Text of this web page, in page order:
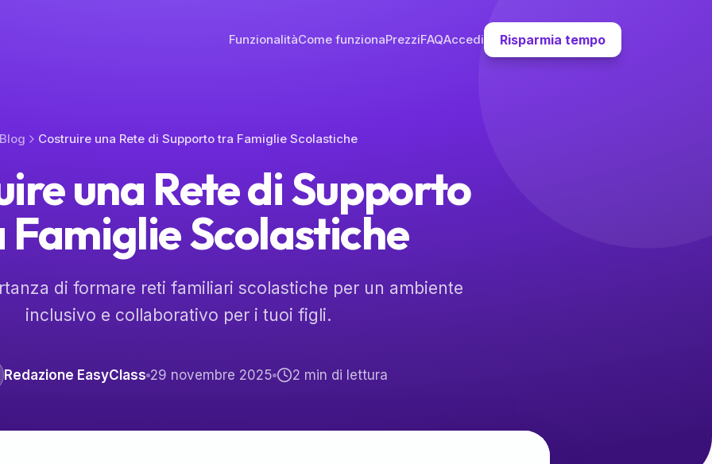
FunzionalitàCome funzionaPrezziFAQAccedi Risparmia tempo
Costruire una Rete di Supporto tra Famiglie Scolastiche
una Rete di Supporto
Scolastiche
di formare reti familiari scolastiche per un ambiente
inclusivo e collaborativo per i tuoi figli.
Redazione EasyClass 29 novembre 2025 2 min di lettura